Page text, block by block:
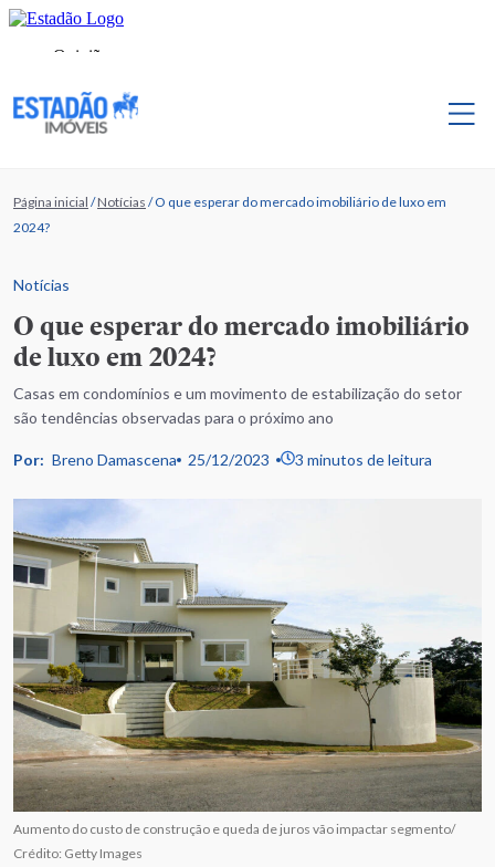
Página inicial /Notícias /O que esperar do mercado imobiliário de luxo em
2024?
Notícias
O que esperar do mercado imobiliário
de luxo em 2024?
Casas em condomínios e um movimento de estabilização do setor
são tendências observadas para o próximo ano
Por: Breno Damascena 25/12/2023 3 minutos de leitura
Aumento do custo de construção e queda de juros vão impactar segmento/
Crédito: Getty Images